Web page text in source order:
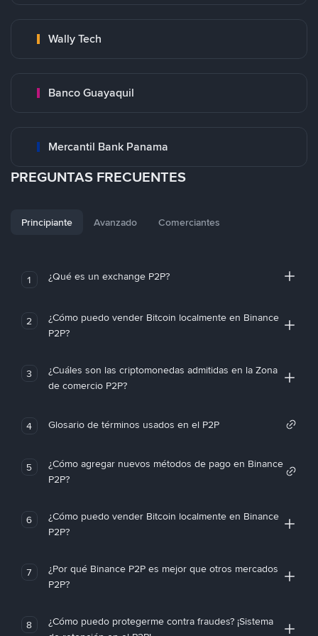
Wally Tech
Banco Guayaquil
Mercantil Bank Panama
PREGUNTAS FRECUENTES
Principiante Avanzado Comerciantes
1 ¿Qué es un exchange P2P?
2
¿Cómo puedo vender Bitcoin localmente en Binance
P2P?
3
¿Cuáles son las criptomonedas admitidas en la Zona
de comercio P2P?
4 Glosario de términos usados en el P2P
5
¿Cómo agregar nuevos métodos de pago en Binance
P2P?
6
¿Cómo puedo vender Bitcoin localmente en Binance
P2P?
7
¿Por qué Binance P2P es mejor que otros mercados
P2P?
8
¿Cómo puedo protegerme contra fraudes? ¡Sistema